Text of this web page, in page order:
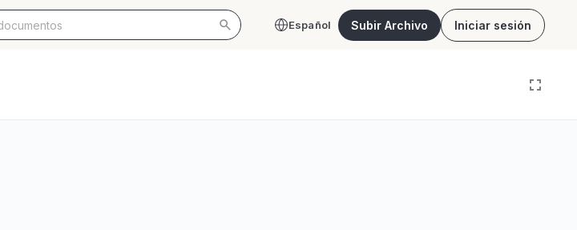
Español Subir Archivo Iniciar sesión